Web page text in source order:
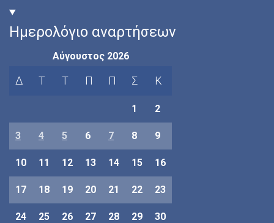
Ημερολόγιο αναρτήσεων
Αύγουστος 2026
Δ Τ Τ Π Π Σ Κ
1 2
3 4 5 6 7 8 9
10 11 12 13 14 15 16
17 18 19 20 21 22 23
24 25 26 27 28 29 30